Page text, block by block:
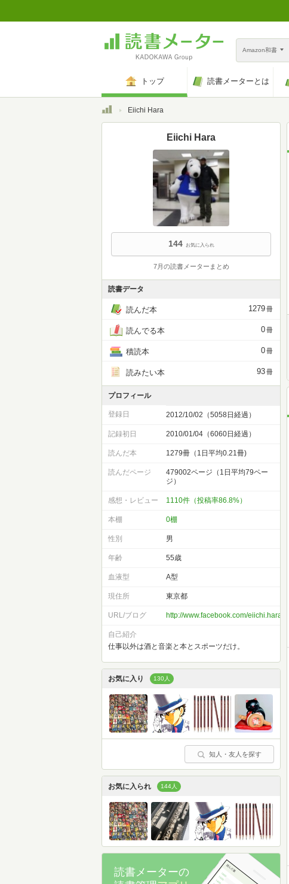
Amazon和書
トップ 読書メーターとは
トップEiichi Hara
Eiichi Hara
144 お気に入られ
7月の読書メーターまとめ
読書データ
読んだ本 1279冊
読んでる本 0冊
積読本 0冊
読みたい本 93冊
プロフィール
登録日 2012/10/02（5058日経過）
記録初日 2010/01/04（6060日経過）
読んだ本 1279冊（1日平均0.21冊)
読んだページ
479002ページ（1日平均79ペー
ジ）
感想・レビュー 1110件（投稿率86.8%）
本棚 0棚
性別 男
年齢 55歳
血液型 A型
現住所 東京都
URL/ブログ http://www.facebook.com/eiichi.hara.35
自己紹介
仕事以外は酒と音楽と本とスポーツだけ。
お気に入り 130人
知人・友人を探す
お気に入られ 144人
読書メーターの